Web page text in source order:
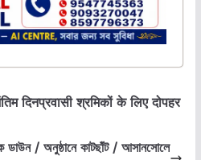
दिनप्रवासी श्रमिकों के लिए दोपहर
ডাউন / অনুষ্ঠানে কাটছাঁট / আসানসোলে